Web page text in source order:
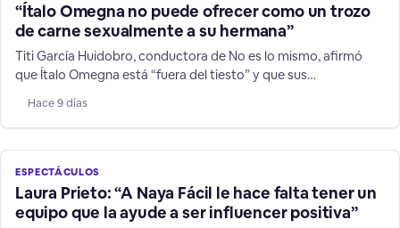
“Ítalo Omegna no puede ofrecer como un trozo
de carne sexualmente a su hermana”
Titi García Huidobro, conductora de No es lo mismo, afirmó
que Ítalo Omegna está “fuera del tiesto” y que sus
Hace 9 días
ESPECTÁCULOS
Laura Prieto: “A Naya Fácil le hace falta tener un
equipo que la ayude a ser influencer positiva”